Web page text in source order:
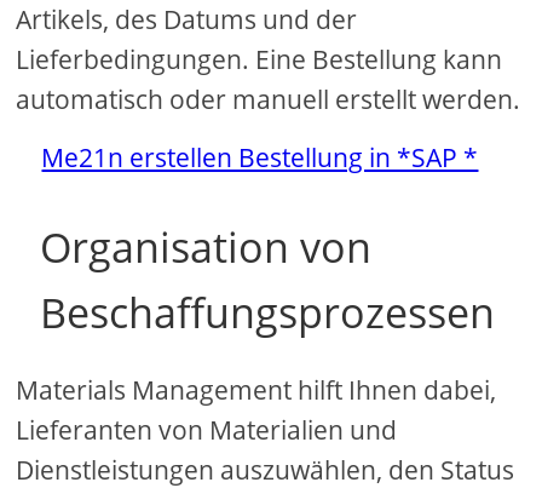
Artikels, des Datums und der
Lieferbedingungen. Eine Bestellung kann
automatisch oder manuell erstellt werden.
Me21n erstellen Bestellung in *SAP *
Organisation von
Beschaffungsprozessen
Materials Management hilft Ihnen dabei,
Lieferanten von Materialien und
Dienstleistungen auszuwählen, den Status